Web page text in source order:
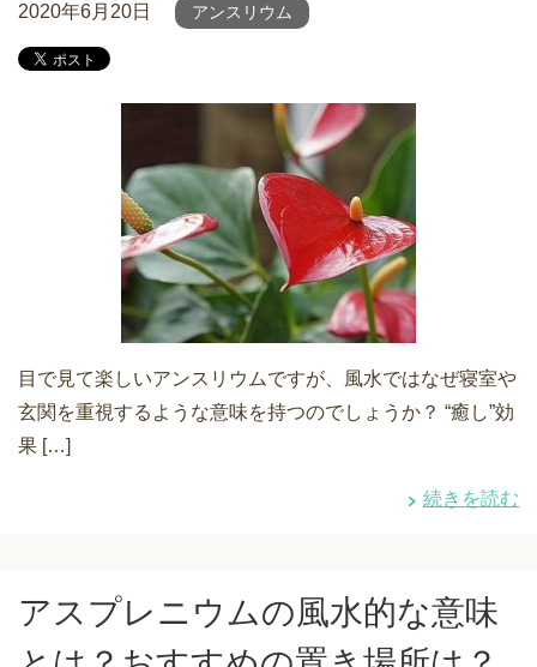
2020年6月20日 アンスリウム
目で見て楽しいアンスリウムですが、風水ではなぜ寝室や
玄関を重視するような意味を持つのでしょうか？ “癒し”効
果 […]
続きを読む
アスプレニウムの風水的な意味